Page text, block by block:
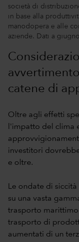
società di
in base alla
manodopera e alle
aziende. Dati a
catene di
Oltre agli effetti
l'impatto del clima
investitori
e oltre.
Le ondate di
su una vasta
trasporto
trasporto di
aumentati di un